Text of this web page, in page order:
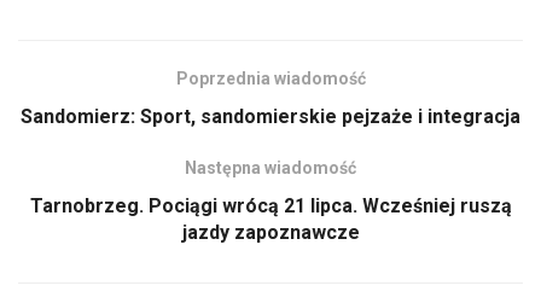
Poprzednia wiadomość
Sandomierz: Sport, sandomierskie pejzaże i integracja
Następna wiadomość
Tarnobrzeg. Pociągi wrócą 21 lipca. Wcześniej ruszą
jazdy zapoznawcze